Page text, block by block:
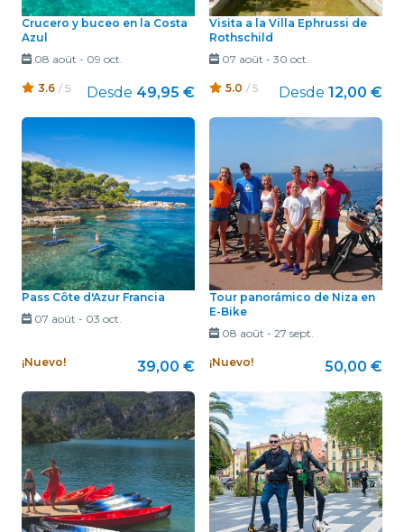
Crucero y buceo en la Costa
Azul
08 août - 09 oct.
3.6 / 5 Desde 49,95 €
Visita a la Villa Ephrussi de
Rothschild
07 août - 30 oct.
5.0 / 5 Desde 12,00 €
Pass Côte d'Azur Francia
07 août - 03 oct.
¡Nuevo! 39,00 €
Tour panorámico de Niza en
E-Bike
08 août - 27 sept.
¡Nuevo! 50,00 €